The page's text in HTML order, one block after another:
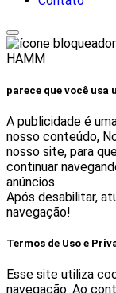
HAMM
parece que você usa
A publicidade é
nosso conteúdo,
nosso site, para
continuar
anúncios.
Após desabilitar,
navegação!
Termos de Uso e
Esse site utiliza
navegação. Ao